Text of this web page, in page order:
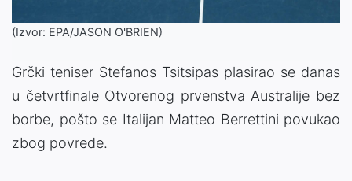
(Izvor: EPA/JASON O'BRIEN)
Grčki teniser Stefanos Tsitsipas plasirao se danas
u četvrtfinale Otvorenog prvenstva Australije bez
borbe, pošto se Italijan Matteo Berrettini povukao
zbog povrede.